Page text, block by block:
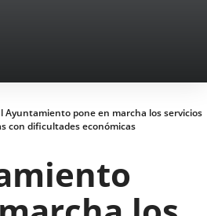
Ayuntamiento pone en marcha los servicios
con dificultades económicas